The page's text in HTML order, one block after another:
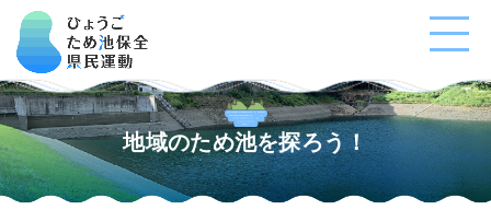
地域のため池を探ろう！